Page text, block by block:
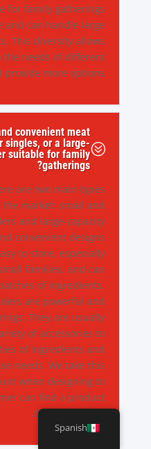
for family gatherings
and can handle large
This diversity allows
the needs of different
provide more options.
?
convenient meat
singles, or a large-
suitable for family
gatherings?
are two main types
market: small and
and large-capacity
convenient designs
to store, especially
families, and can
of ingredients.
are powerful and
They are usually
of accessories to
of ingredients and
needs. We take this
when designing to
can find a product
that suits them.
Spanish